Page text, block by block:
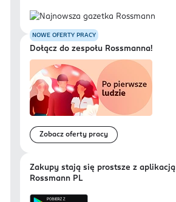
NOWE OFERTY PRACY
Dołącz do zespołu Rossmanna!
Zobacz oferty pracy
Zakupy stają się prostsze z aplikacją
Rossmann PL